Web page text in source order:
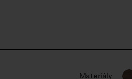
Materiály